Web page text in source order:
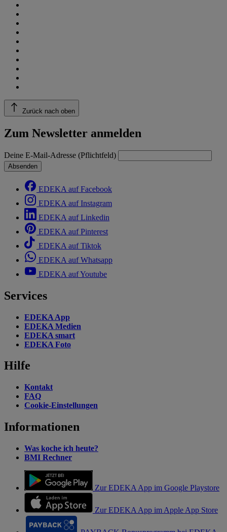
Zurück nach oben
Zum Newsletter anmelden
Deine E-Mail-Adresse (Pflichtfeld)
Absenden
EDEKA auf Facebook
EDEKA auf Instagram
EDEKA auf Linkedin
EDEKA auf Pinterest
EDEKA auf Tiktok
EDEKA auf Whatsapp
EDEKA auf Youtube
Services
EDEKA App
EDEKA Medien
EDEKA smart
EDEKA Foto
Hilfe
Kontakt
FAQ
Cookie-Einstellungen
Informationen
Was koche ich heute?
BMI Rechner
Zur EDEKA App im Google Playstore
Zur EDEKA App im Apple App Store